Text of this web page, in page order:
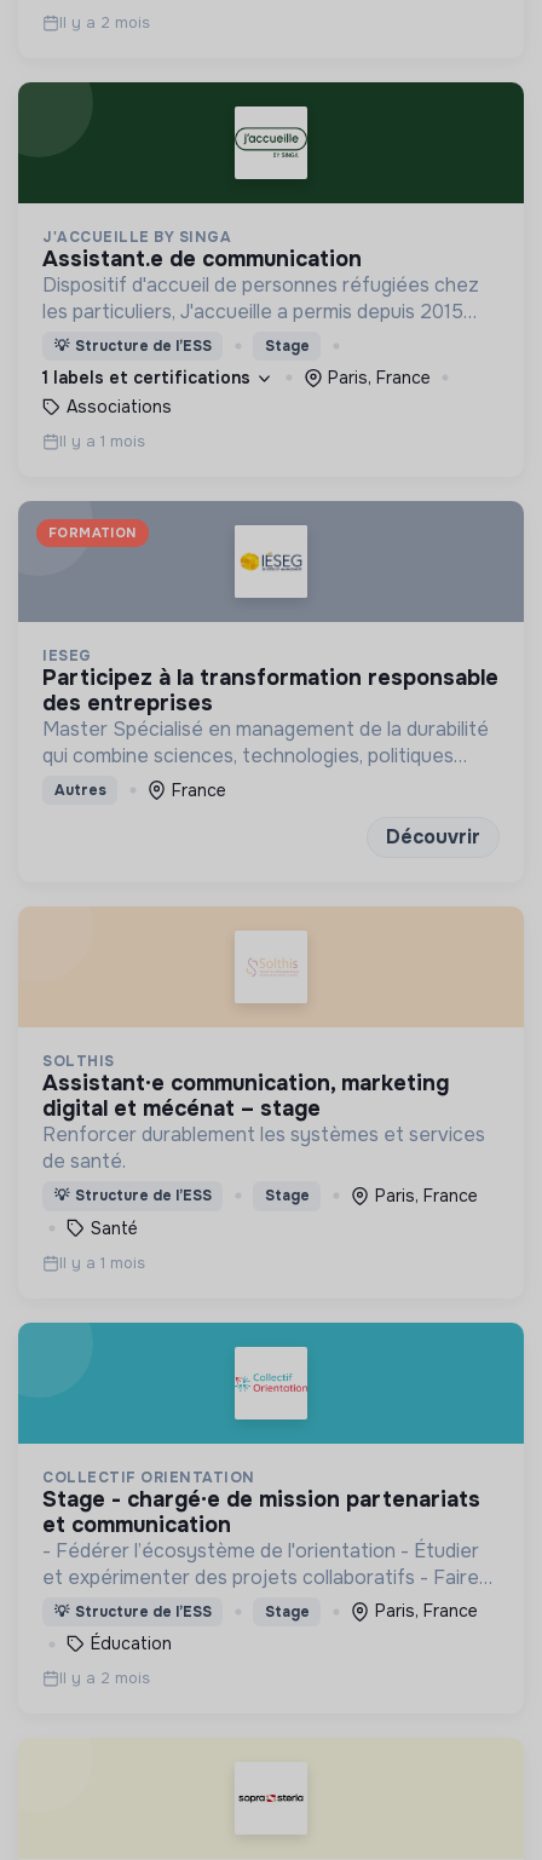
Il y a 2 mois
J'ACCUEILLE BY SINGA
assistant.e de communication
Dispositif d'accueil de personnes réfugiées chez
les particuliers, J'accueille a permis depuis 2015
l'accueil de plus de 1000 personnes dans leur
parcours d'inclusion en France.
💡 Structure de l’ESS Stage
1 labels et certifications
Paris, France
Associations
Il y a 1 mois
FORMATION
IESEG
participez à la transformation responsable
des entreprises
Master Spécialisé en management de la durabilité
qui combine sciences, technologies, politiques
publiques et management
Autres France
Découvrir
SOLTHIS
assistant·e communication, marketing
digital et mécénat – stage
Renforcer durablement les systèmes et services
de santé.
💡 Structure de l’ESS Stage
Paris, France
Santé
Il y a 1 mois
COLLECTIF ORIENTATION
stage - chargé·e de mission partenariats
et communication
- Fédérer l’écosystème de l'orientation - Étudier
et expérimenter des projets collaboratifs - Faire
entendre la voix de la société civile
💡 Structure de l’ESS Stage
Paris, France
Éducation
Il y a 2 mois